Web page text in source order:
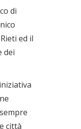
di
ed il
dei
città